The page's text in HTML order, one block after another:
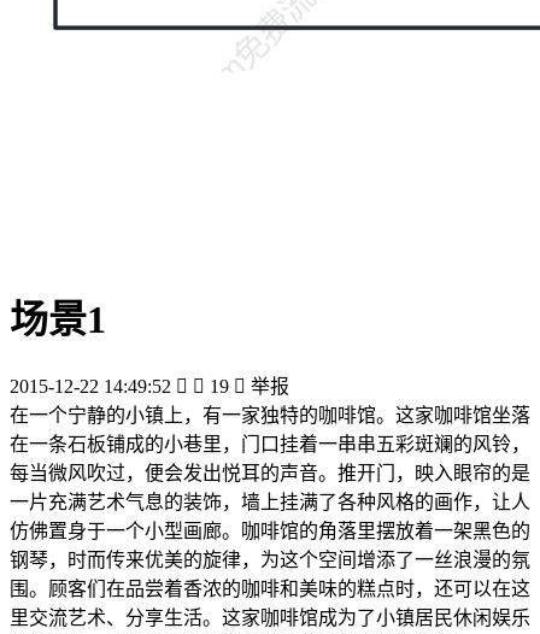
场景1
2015-12-22 14:49:52   19  举报
在一个宁静的小镇上，有一家独特的咖啡馆。这家咖啡馆坐落
在一条石板铺成的小巷里，门口挂着一串串五彩斑斓的风铃，
每当微风吹过，便会发出悦耳的声音。推开门，映入眼帘的是
一片充满艺术气息的装饰，墙上挂满了各种风格的画作，让人
仿佛置身于一个小型画廊。咖啡馆的角落里摆放着一架黑色的
钢琴，时而传来优美的旋律，为这个空间增添了一丝浪漫的氛
围。顾客们在品尝着香浓的咖啡和美味的糕点时，还可以在这
里交流艺术、分享生活。这家咖啡馆成为了小镇居民休闲娱乐